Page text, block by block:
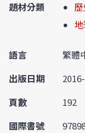
題材分類
語言
繁體
出版日期
頁數
192
國際書號